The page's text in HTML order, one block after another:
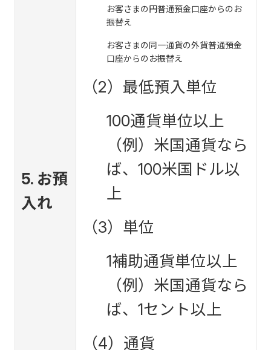
5. お預
入れ
お客さまの円普通預金口座からのお
振替え
お客さまの同一通貨の外貨普通預金
口座からのお振替え
（2）最低預入単位
100通貨単位以上
（例）米国通貨なら
ば、100米国ドル以
上
（3）単位
1補助通貨単位以上
（例）米国通貨なら
ば、1セント以上
（4）通貨